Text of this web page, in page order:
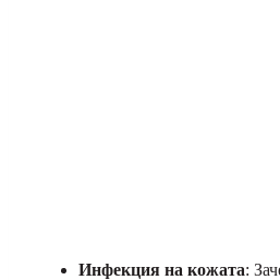
Инфекция на кожата: